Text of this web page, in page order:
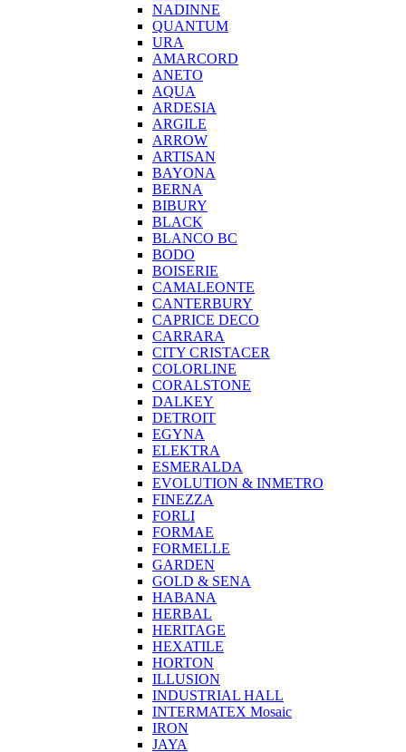
NADINNE
QUANTUM
URA
AMARCORD
ANETO
AQUA
ARDESIA
ARGILE
ARROW
ARTISAN
BAYONA
BERNA
BIBURY
BLACK
BLANCO BC
BODO
BOISERIE
CAMALEONTE
CANTERBURY
CAPRICE DECO
CARRARA
CITY CRISTACER
COLORLINE
CORALSTONE
DALKEY
DETROIT
EGYNA
ELEKTRA
ESMERALDA
EVOLUTION & INMETRO
FINEZZA
FORLI
FORMAE
FORMELLE
GARDEN
GOLD & SENA
HABANA
HERBAL
HERITAGE
HEXATILE
HORTON
ILLUSION
INDUSTRIAL HALL
INTERMATEX Mosaic
IRON
JAYA